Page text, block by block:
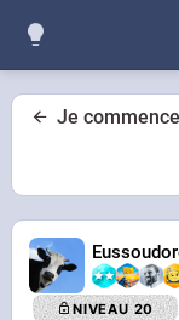
Je
NIVEAU 20